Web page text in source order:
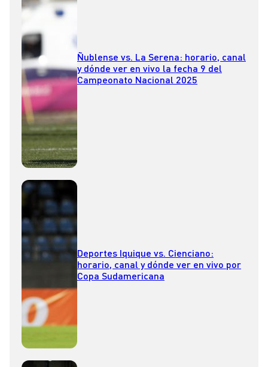
Ñublense vs. La Serena: horario, canal
y dónde ver en vivo la fecha 9 del
Campeonato Nacional 2025
Deportes Iquique vs. Cienciano:
horario, canal y dónde ver en vivo por
Copa Sudamericana